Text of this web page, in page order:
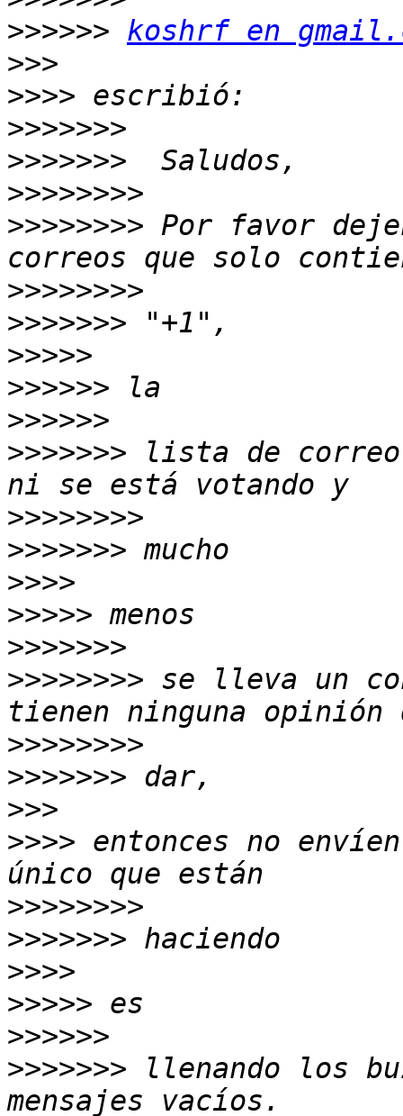
>>>>>> koshrf en
>>>
>>>>
>>>>>>>
>>>>>>>
>>>>>>>>
>>>>>>>> Por favor
>>>>>>>>
>>>>>>>
>>>>>
>>>>>>
>>>>>>
>>>>>>> lista de correo
>>>>>>>>
>>>>>>>
>>>>
>>>>>
>>>>>>>
>>>>>>>> se lleva un
>>>>>>>>
>>>>>>>
>>>
>>>> entonces no
>>>>>>>>
>>>>>>>
>>>>
>>>>>
>>>>>>
>>>>>>> llenando los